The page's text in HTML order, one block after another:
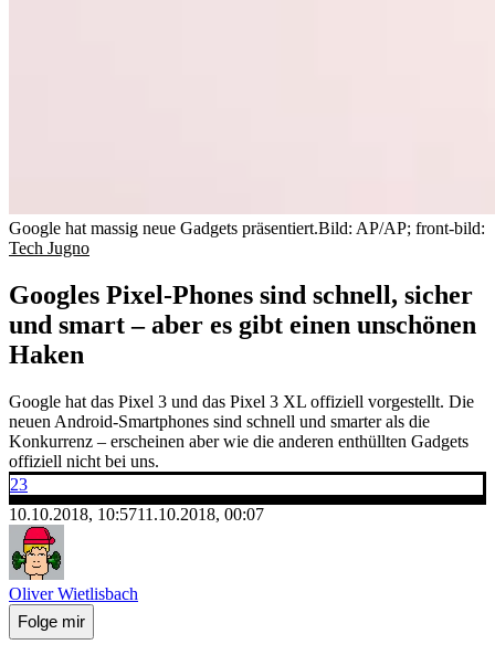
Google hat massig neue Gadgets präsentiert.Bild: AP/AP; front-bild:
Tech Jugno
Googles Pixel-Phones sind schnell, sicher
und smart – aber es gibt einen unschönen
Haken
Google hat das Pixel 3 und das Pixel 3 XL offiziell vorgestellt. Die
neuen Android-Smartphones sind schnell und smarter als die
Konkurrenz – erscheinen aber wie die anderen enthüllten Gadgets
offiziell nicht bei uns.
23
10.10.2018, 10:5711.10.2018, 00:07
Oliver Wietlisbach
Folge mir